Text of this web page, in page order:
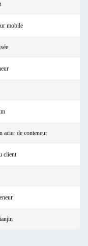
mobile
acier de conteneur
client